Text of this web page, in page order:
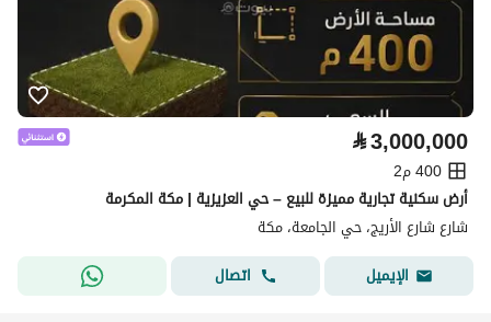
⃁3,000,000
400 م2
أرض سكنية تجارية مميزة للبيع – حي العزيزية | مكة المكرمة
شارع شارع الأريج، حي الجامعة، مكة
الإيميل
اتصال